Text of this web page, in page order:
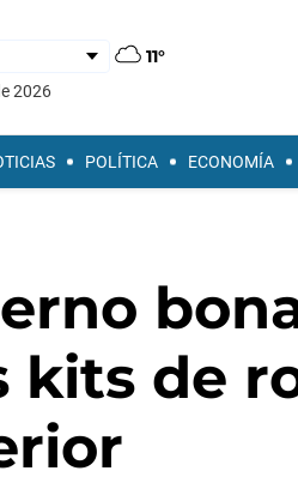
11°
2026
POLÍTICA ECONOMÍA
kits de